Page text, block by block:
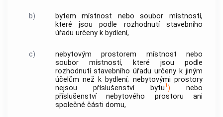
b) bytem místnost nebo soubor místností,
které jsou podle rozhodnutí stavebního
úřadu určeny k bydlení,
c) nebytovým prostorem místnost nebo
soubor místností, které jsou podle
rozhodnutí stavebního úřadu určeny k jiným
účelům než k bydlení; nebytovými prostory
nejsou příslušenství
bytu1) nebo
příslušenstvínebytového prostoru ani
společné části domu,